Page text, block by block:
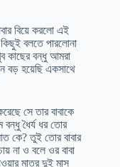
বিয়ে করলো এই
বলতে পারলোনা
কাছের বন্ধু আমরা
বড় হয়েছি একসাথে
সে তার বাবাকে
ধৈর্য ধর তোর
কে? তুই তোর বাবার
না ও বলে ওর বাবা
মাত্র দুই মাস